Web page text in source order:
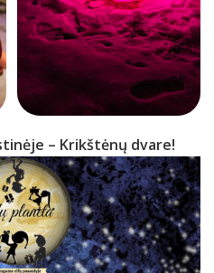
– Krikštėnų dvare!